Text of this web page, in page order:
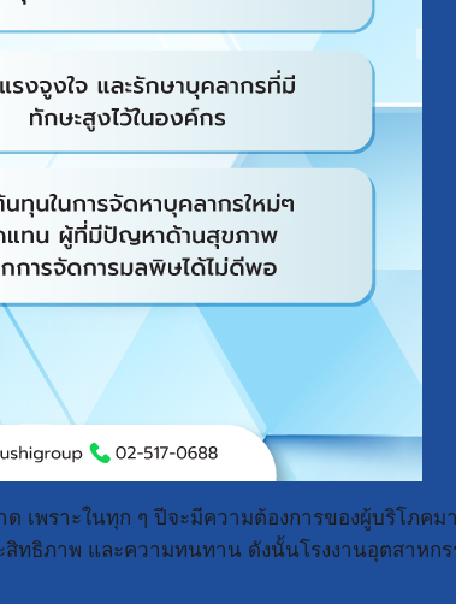
เพราะในทุก ๆ ปีจะมีความต้องการของผู้บริโภค
ธิภาพ และความทนทาน ดังนั้นโรงงานอุตสาหกร